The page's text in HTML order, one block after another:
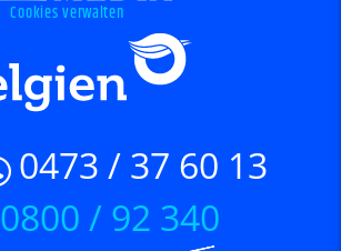
Cookies verwalten
0473 / 37 60 13
0800 / 92 340